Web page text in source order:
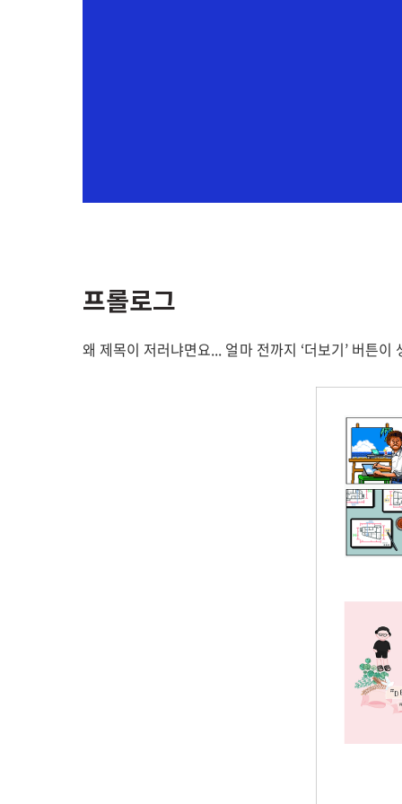
프롤로그
왜 제목이 저러냐면요... 얼마 전까지 ‘더보기’ 버튼이